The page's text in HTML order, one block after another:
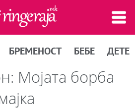
БРЕМЕНОСТ БЕБЕ ДЕТЕ
Мојата борба